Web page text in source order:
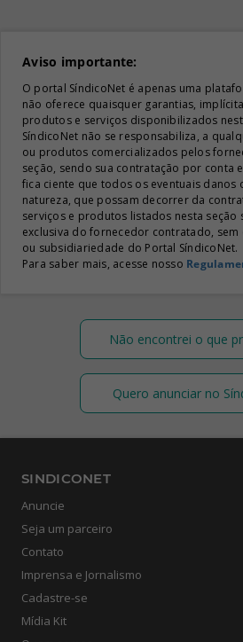
Aviso importante:
O portal SíndicoNet é apenas uma
não oferece quaisquer garantias,
produtos e serviços disponibilizados
SíndicoNet não se responsabiliza, a
ou produtos comercializados pelos
seção, sendo sua contratação por conta
fica ciente que todos os eventuais
natureza, que possam decorrer da
serviços e produtos listados nesta
exclusiva do fornecedor contratado,
ou subsidiariedade do Portal SíndicoNet.
Para saber mais, acesse nosso
Não encontrei o que
Quero anunciar no
SINDICONET
Anuncie
Seja um parceiro
Contato
Imprensa e Jornalismo
Cadastre-se
Mídia Kit